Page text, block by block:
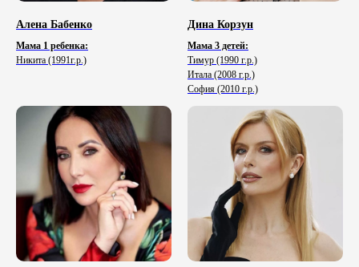
Алена Бабенко
Мама 1 ребенка:
Никита (1991г.р.)
Дина Корзун
Мама 3 детей:
Тимур (1990 г.р.)
Итала (2008 г.р.)
София (2010 г.р.)